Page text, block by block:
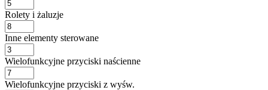
Rolety i żaluzje
Inne elementy sterowane
Wielofunkcyjne przyciski naścienne
Wielofunkcyjne przyciski z wyśw.